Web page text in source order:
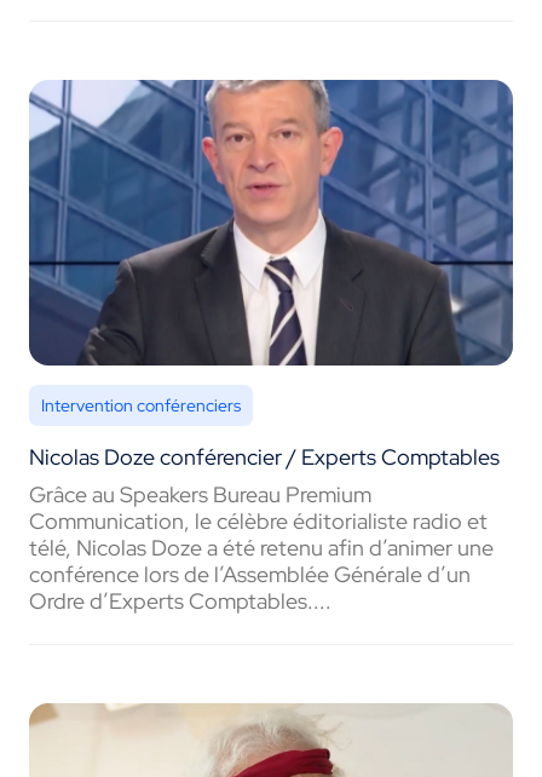
Intervention conférenciers
Nicolas Doze conférencier / Experts Comptables
Grâce au Speakers Bureau Premium
Communication, le célèbre éditorialiste radio et
télé, Nicolas Doze a été retenu afin d’animer une
conférence lors de l’Assemblée Générale d’un
Ordre d’Experts Comptables....